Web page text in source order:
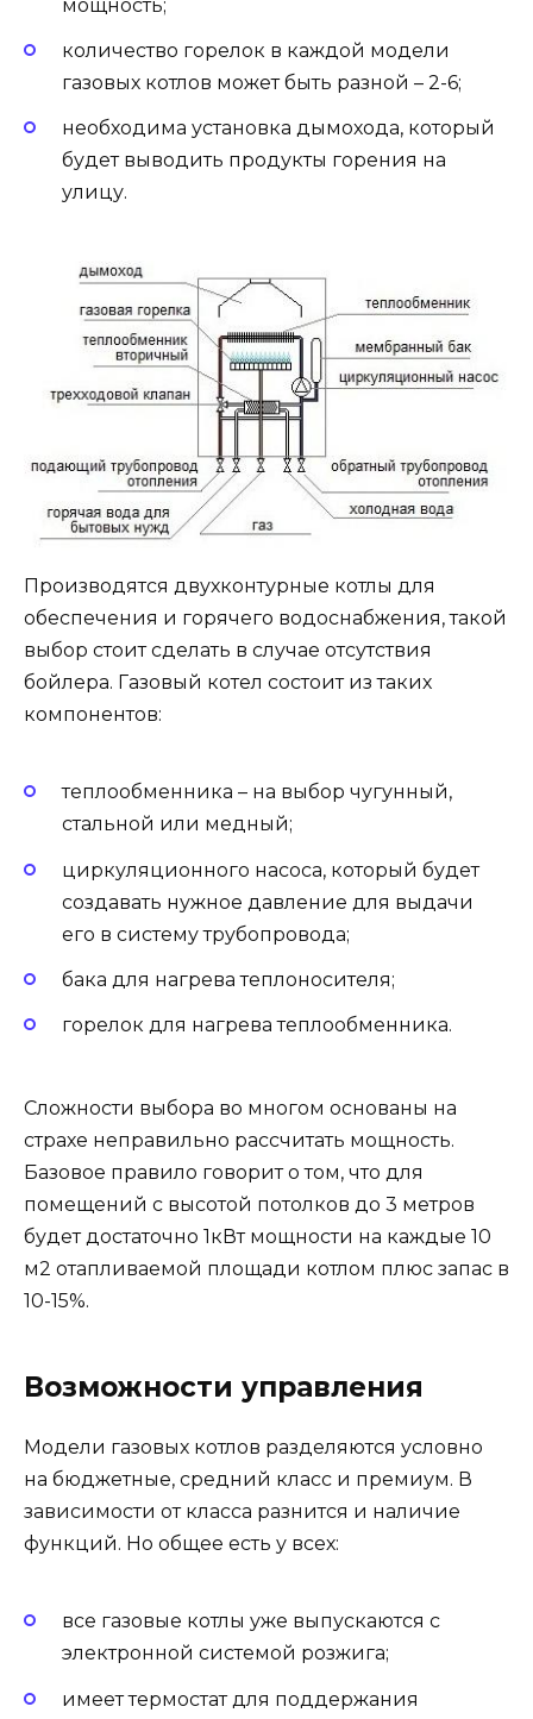
мощность;
количество горелок в каждой модели
газовых котлов может быть разной – 2-6;
необходима установка дымохода, который
будет выводить продукты горения на
улицу.
Производятся двухконтурные котлы для
обеспечения и горячего водоснабжения, такой
выбор стоит сделать в случае отсутствия
бойлера. Газовый котел состоит из таких
компонентов:
теплообменника – на выбор чугунный,
стальной или медный;
циркуляционного насоса, который будет
создавать нужное давление для выдачи
его в систему трубопровода;
бака для нагрева теплоносителя;
горелок для нагрева теплообменника.
Сложности выбора во многом основаны на
страхе неправильно рассчитать мощность.
Базовое правило говорит о том, что для
помещений с высотой потолков до 3 метров
будет достаточно 1кВт мощности на каждые 10
м2 отапливаемой площади котлом плюс запас в
10-15%.
Возможности управления
Модели газовых котлов разделяются условно
на бюджетные, средний класс и премиум. В
зависимости от класса разнится и наличие
функций. Но общее есть у всех:
все газовые котлы уже выпускаются с
электронной системой розжига;
имеет термостат для поддержания